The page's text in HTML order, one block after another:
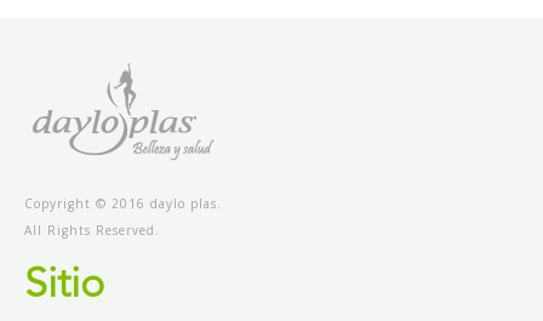
Copyright © 2016 daylo plas.
All Rights Reserved.
Sitio